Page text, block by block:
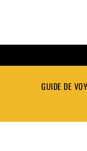
GUIDE DE